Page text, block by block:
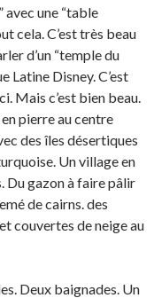
avec une “table
cela. C’est très beau
d’un “temple du
Latine Disney. C’est
Mais c’est bien beau.
pierre au centre
des îles désertiques
Un village en
Du gazon à faire pâlir
de cairns. des
couvertes de neige au
Deux baignades. Un